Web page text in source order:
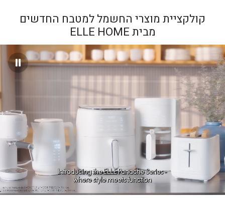
קולקציית מוצרי החשמל למטבח החדשים
מבית ELLE HOME